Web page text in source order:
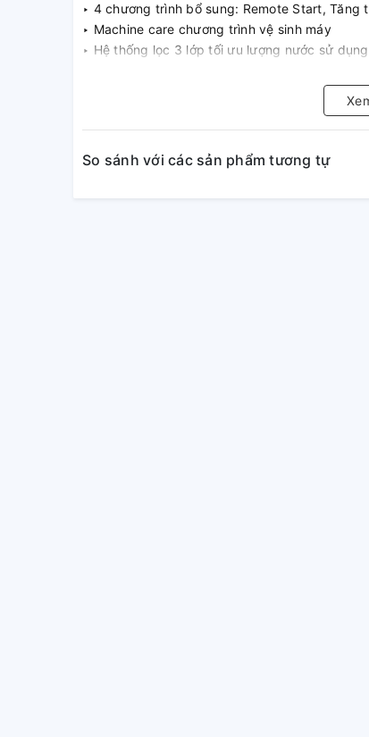
‣ 4 chương trình bổ sung: Remote Start,
‣ Machine care chương trình vệ sinh máy
‣ Hệ thống lọc 3 lớp tối ưu lượng nước sử dụng
‣ Hẹn giờ (hoạt động trong vòng 1-24h)
‣ Xuất xứ Đức
Chức năng an toàn
So sánh với các sản phẩm tương tự